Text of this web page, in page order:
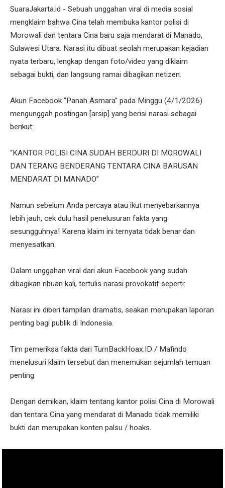
SuaraJakarta.id - Sebuah unggahan viral di media sosial
mengklaim bahwa Cina telah membuka kantor polisi di
Morowali dan tentara Cina baru saja mendarat di Manado,
Sulawesi Utara. Narasi itu dibuat seolah merupakan kejadian
nyata terbaru, lengkap dengan foto/video yang diklaim
sebagai bukti, dan langsung ramai dibagikan netizen.
Akun Facebook “Panah Asmara” pada Minggu (4/1/2026)
mengunggah postingan [arsip] yang berisi narasi sebagai
berikut:
“KANTOR POLISI CINA SUDAH BERDURI DI MOROWALI
DAN TERANG BENDERANG TENTARA CINA BARUSAN
MENDARAT DI MANADO”
Namun sebelum Anda percaya atau ikut menyebarkannya
lebih jauh, cek dulu hasil penelusuran fakta yang
sesungguhnya! Karena klaim ini ternyata tidak benar dan
menyesatkan.
Dalam unggahan viral dari akun Facebook yang sudah
dibagikan ribuan kali, tertulis narasi provokatif seperti:
Narasi ini diberi tampilan dramatis, seakan merupakan laporan
penting bagi publik di Indonesia.
Tim pemeriksa fakta dari TurnBackHoax.ID / Mafindo
menelusuri klaim tersebut dan menemukan sejumlah temuan
penting:
Dengan demikian, klaim tentang kantor polisi Cina di Morowali
dan tentara Cina yang mendarat di Manado tidak memiliki
bukti dan merupakan konten palsu / hoaks.